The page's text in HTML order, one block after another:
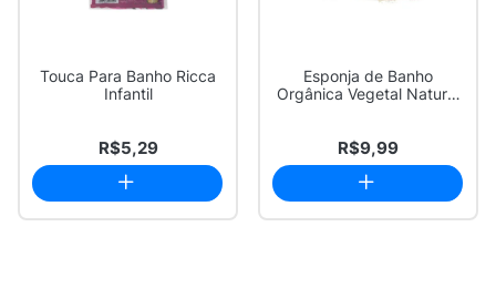
Touca Para Banho Ricca
Infantil
R$5,29
Esponja de Banho
Orgânica Vegetal Natural
R$9,99